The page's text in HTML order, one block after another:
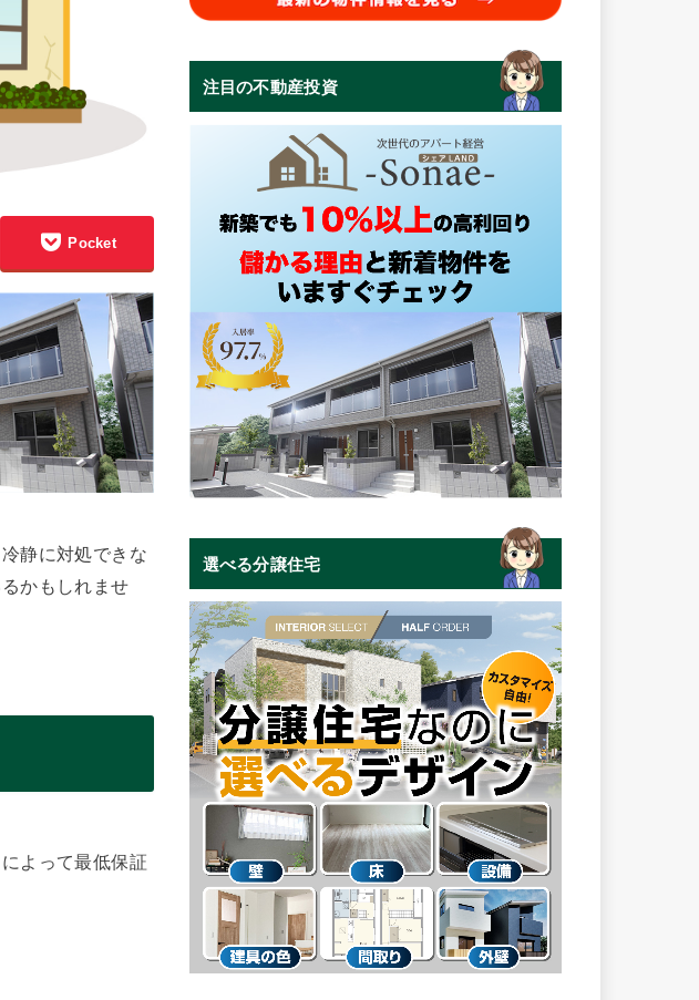
Pocket
静に対処できな
かもしれませ
よって最低保証
注目の不動産投資
選べる分譲住宅